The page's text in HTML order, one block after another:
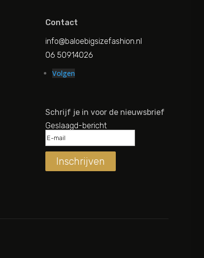
Contact
info@baloebigsizefashion.nl
06 50914026
Volgen
Schrijf je in voor de nieuwsbrief
Geslaagd-bericht
Inschrijven